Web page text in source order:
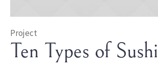
Project
Ten Types of Sushi